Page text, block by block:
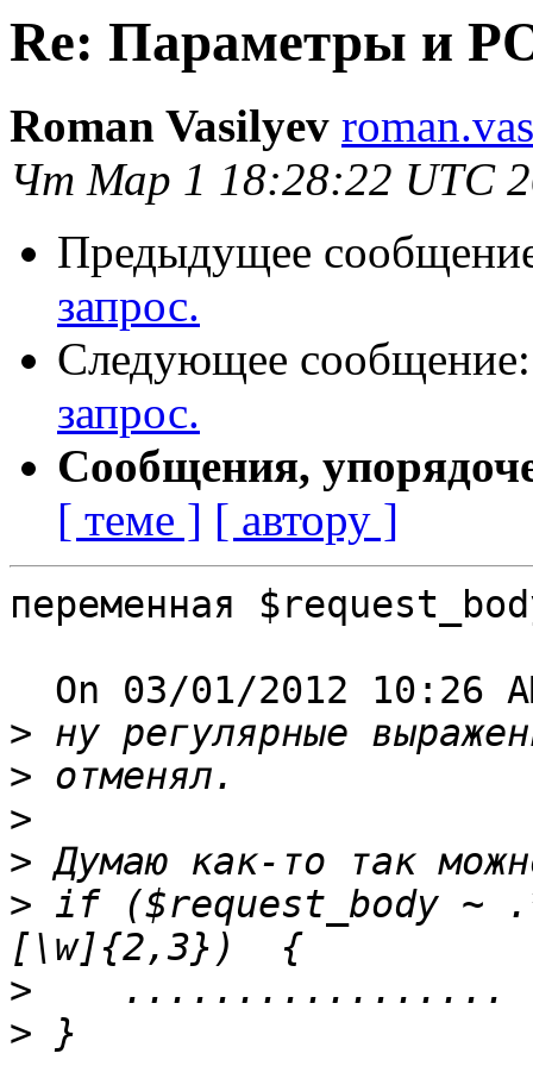
Re: Параметры и
Roman Vasilyev
Чт Мар 1 18:28:22 UTC
Предыдущее
запрос.
Следующее
запрос.
Сообщения,
[ теме ] [ автору ]
переменная
>
>
>
>
> if ($request_body
>
>